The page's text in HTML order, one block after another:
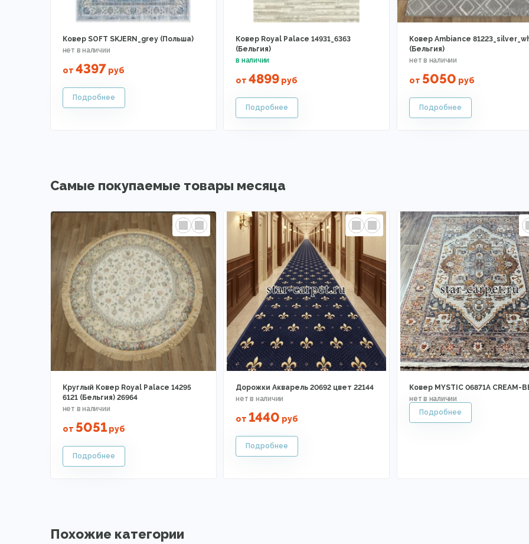
Ковер SOFT SKJERN_grey (Польша)
от 4397 руб
Ковер Royal Palace 14931_6363
(Бельгия)
от4899 руб
Ковер Ambiance
(Бельгия)
от 5050 руб
Самые покупаемые товары месяца
Круглый Ковер Royal Palace 14295
6121 (Бельгия) 26964
от 5051руб
Дорожки Акварель 20692 цвет 22144
от 1440 руб
Ковер MYSTIC 06871A CREAM-
Похожие категории